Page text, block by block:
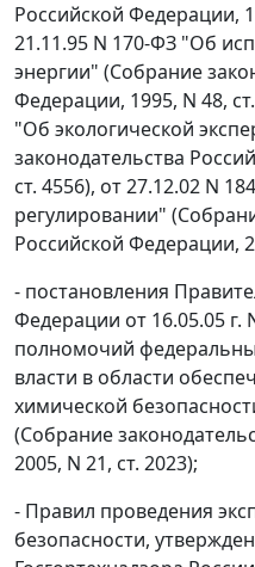
Российской Федерации,
21.11.95 N 170-ФЗ "Об
энергии" (Собрание
Федерации, 1995, N 48,
"Об экологической
законодательства
ст. 4556), от 27.12.02 N
регулировании"
Российской Федерации,
- постановления
Федерации от 16.05.05
полномочий
власти в области
химической
(Собрание
2005, N 21, ст. 2023);
- Правил проведения
безопасности,